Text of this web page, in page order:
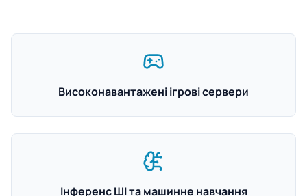
Високонавантажені ігрові сервери
Інференс ШІ та машинне навчання